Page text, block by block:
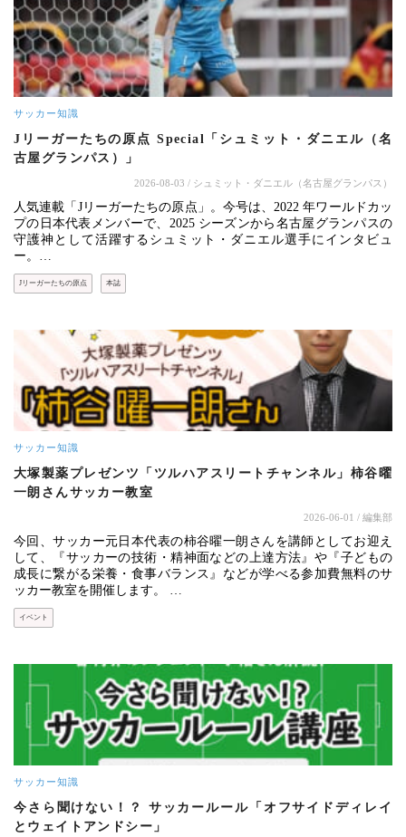
サッカー知識
Jリーガーたちの原点 Special「シュミット・ダニエル（名
古屋グランパス）」
2026-08-03 / シュミット・ダニエル（名古屋グランパス）
人気連載「Jリーガーたちの原点」。今号は、2022 年ワールドカッ
プの日本代表メンバーで、2025 シーズンから名古屋グランパスの
守護神として活躍するシュミット・ダニエル選手にインタビュ
ー。…
Jリーガーたちの原点 本誌
サッカー知識
大塚製薬プレゼンツ「ツルハアスリートチャンネル」柿谷曜
一朗さんサッカー教室
2026-06-01 / 編集部
今回、サッカー元日本代表の柿谷曜一朗さんを講師としてお迎え
して、『サッカーの技術・精神面などの上達方法』や『子どもの
成長に繋がる栄養・食事バランス』などが学べる参加費無料のサ
ッカー教室を開催します。 …
イベント
サッカー知識
今さら聞けない！？ サッカールール「オフサイドディレイ
とウェイトアンドシー」